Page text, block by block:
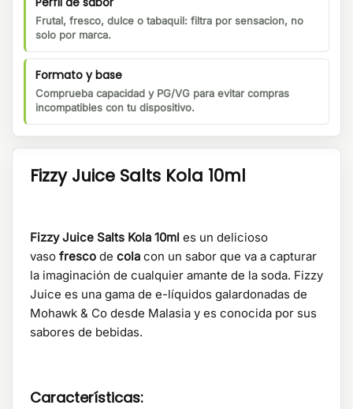
Frutal, fresco, dulce o tabaquil: filtra por sensacion, no
solo por marca.
Formato y base
Comprueba capacidad y PG/VG para evitar compras
incompatibles con tu dispositivo.
Fizzy Juice Salts Kola 10ml
Fizzy Juice Salts Kola 10ml es un delicioso
vaso fresco de cola con un sabor que va a capturar
la imaginación de cualquier amante de la soda. Fizzy
Juice es una gama de e-líquidos galardonadas de
Mohawk & Co desde Malasia y es conocida por sus
sabores de bebidas.
Características: